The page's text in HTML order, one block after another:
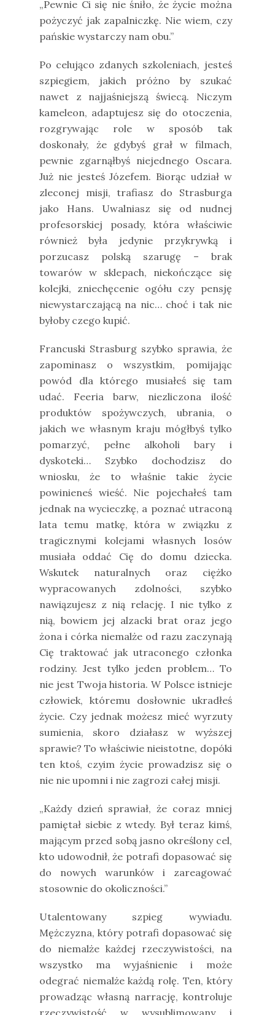
„Pewnie Ci się nie śniło, że życie można
pożyczyć jak zapalniczkę. Nie wiem, czy
pańskie wystarczy nam obu.”
Po celująco zdanych szkoleniach, jesteś
szpiegiem, jakich próżno by szukać
nawet z najjaśniejszą świecą. Niczym
kameleon, adaptujesz się do otoczenia,
rozgrywając role w sposób tak
doskonały, że gdybyś grał w filmach,
pewnie zgarnąłbyś niejednego Oscara.
Już nie jesteś Józefem. Biorąc udział w
zleconej misji, trafiasz do Strasburga
jako Hans. Uwalniasz się od nudnej
profesorskiej posady, która właściwie
również była jedynie przykrywką i
porzucasz polską szarugę – brak
towarów w sklepach, niekończące się
kolejki, zniechęcenie ogółu czy pensję
niewystarczającą na nic… choć i tak nie
byłoby czego kupić.
Francuski Strasburg szybko sprawia, że
zapominasz o wszystkim, pomijając
powód dla którego musiałeś się tam
udać. Feeria barw, niezliczona ilość
produktów spożywczych, ubrania, o
jakich we własnym kraju mógłbyś tylko
pomarzyć, pełne alkoholi bary i
dyskoteki… Szybko dochodzisz do
wniosku, że to właśnie takie życie
powinieneś wieść. Nie pojechałeś tam
jednak na wycieczkę, a poznać utraconą
lata temu matkę, która w związku z
tragicznymi kolejami własnych losów
musiała oddać Cię do domu dziecka.
Wskutek naturalnych oraz ciężko
wypracowanych zdolności, szybko
nawiązujesz z nią relację. I nie tylko z
nią, bowiem jej alzacki brat oraz jego
żona i córka niemalże od razu zaczynają
Cię traktować jak utraconego członka
rodziny. Jest tylko jeden problem… To
nie jest Twoja historia. W Polsce istnieje
człowiek, któremu dosłownie ukradłeś
życie. Czy jednak możesz mieć wyrzuty
sumienia, skoro działasz w wyższej
sprawie? To właściwie nieistotne, dopóki
ten ktoś, czyim życie prowadzisz się o
nie nie upomni i nie zagrozi całej misji.
„Każdy dzień sprawiał, że coraz mniej
pamiętał siebie z wtedy. Był teraz kimś,
mającym przed sobą jasno określony cel,
kto udowodnił, że potrafi dopasować się
do nowych warunków i zareagować
stosownie do okoliczności.”
Utalentowany szpieg wywiadu.
Mężczyzna, który potrafi dopasować się
do niemalże każdej rzeczywistości, na
wszystko ma wyjaśnienie i może
odegrać niemalże każdą rolę. Ten, który
prowadząc własną narrację, kontroluje